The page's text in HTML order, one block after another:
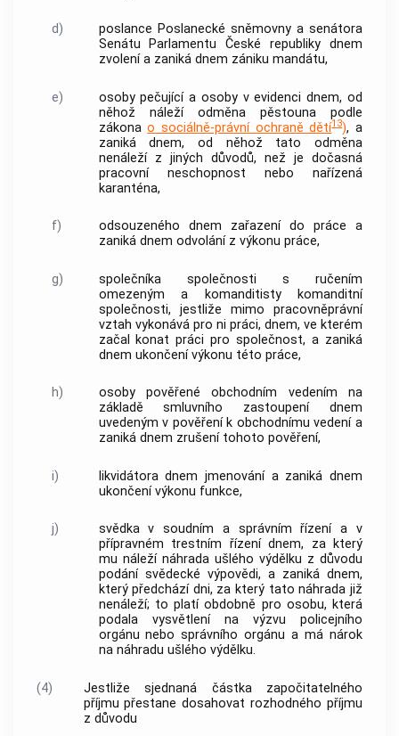
d)
poslance Poslanecké sněmovny a senátora
Senátu Parlamentu České republiky dnem
zvolení a zaniká dnem zániku mandátu,
e)
osoby pečující a osoby v evidenci dnem, od
něhož náleží odměna pěstouna podle
zákonao sociálně-právní ochraně dětí13), a
zaniká dnem, od něhož tato odměna
nenáleží z jiných důvodů, než je dočasná
pracovní neschopnost nebo nařízená
karanténa,
f)
odsouzeného dnem zařazení do práce a
zaniká dnem odvolání z výkonu práce,
g)
společníka společnosti s ručením
omezeným a komanditisty komanditní
společnosti, jestliže mimo pracovněprávní
vztah vykonává pro ni práci, dnem, ve kterém
začal konat práci pro společnost, a zaniká
dnem ukončení výkonu této práce,
h)
osoby pověřené obchodním vedením na
základě smluvního zastoupení dnem
uvedeným v pověření k obchodnímu vedení a
zaniká dnem zrušení tohoto pověření,
i)
likvidátora dnem jmenování a zaniká dnem
ukončení výkonu funkce,
j)
svědka v soudním a správním řízení a v
přípravném trestním řízenídnem, za který
mu náleží náhrada ušlého výdělku z důvodu
podání svědecké výpovědi, a zaniká dnem,
který předchází dni, za který tato náhrada již
nenáleží; to platí obdobně pro osobu, která
podala vysvětlení na výzvu policejního
orgánu nebo správního orgánu a má nárok
na náhradu ušlého výdělku.
(4) Jestliže sjednaná částka započitatelného
příjmu přestane dosahovat rozhodného příjmu
z důvodu